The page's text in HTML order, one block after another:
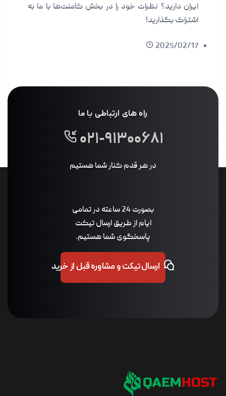
ایران دارید؟ نظرات خود را در بخش کامنت‌ها با ما به
اشتراک بگذارید!
2025/02/17
راه های ارتباطی با ما
۰۲۱-۹۱۳۰۰۶۸۱
در هر قدم کنار شما هستیم
بصورت 24 ساعته در تمامی
ایام از طریق ارسال تیکت
پاسخگوی شما هستیم.
ارسال تیکت و مشاوره قبل از خرید